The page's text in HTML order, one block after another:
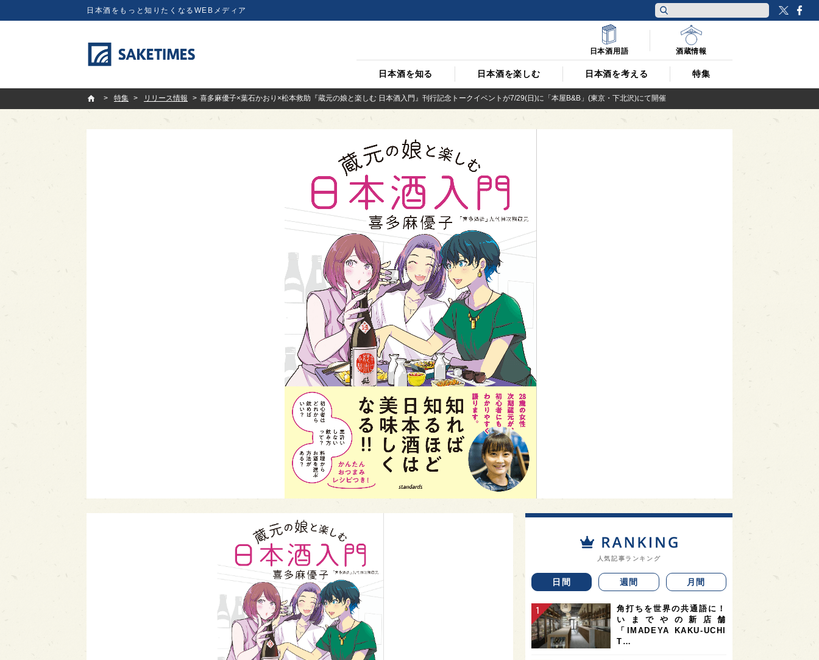
日本酒をもっと知りたくなるWEBメディア
日本酒を知る 日本酒を楽しむ 日本酒を考える 特集
日本酒用語 酒蔵情報
SAKETIMES
特集
リリース情報 喜多麻優子×葉石かおり×松本救助『蔵元の娘と楽しむ 日本酒入門』刊行記念トークイベントが7/29(日)に「本屋B&B」(東京・下北沢)にて開催
人気記事ランキング
日間 週間 月間
角打ちを世界の共通語に！
いまでやの新店舗
「IMADEYA KAKU-UCHI
T…